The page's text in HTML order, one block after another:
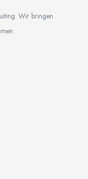
Wir bringen